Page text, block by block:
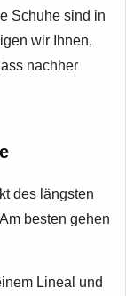
Schuhe sind in
wir Ihnen,
nachher
des längsten
besten gehen
Lineal und